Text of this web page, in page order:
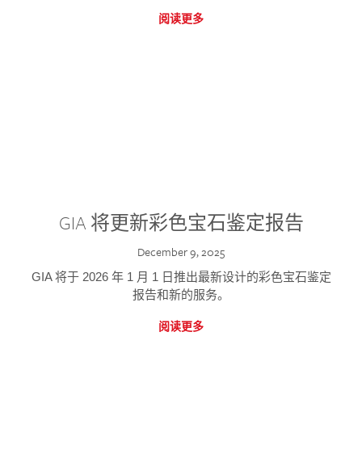
阅读更多
GIA 将更新彩色宝石鉴定报告
December 9, 2025
GIA 将于 2026 年 1 月 1 日推出最新设计的彩色宝石鉴定
报告和新的服务。
阅读更多